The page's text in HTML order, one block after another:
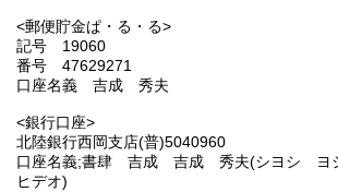
<郵便貯金ぱ・る・る>
記号 19060
番号 47629271
口座名義 吉成 秀夫
<銀行口座>
北陸銀行西岡支店(普)5040960
口座名義;書肆 吉成 吉成 秀夫(シヨシ ヨ
ヒデオ)